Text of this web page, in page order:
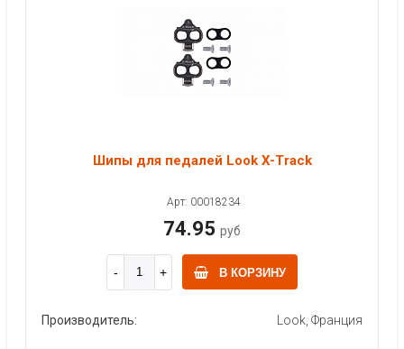
Шипы для педалей Look X-Track
Арт: 00018234
74.95 руб
В КОРЗИНУ
Производитель: Look, Франция